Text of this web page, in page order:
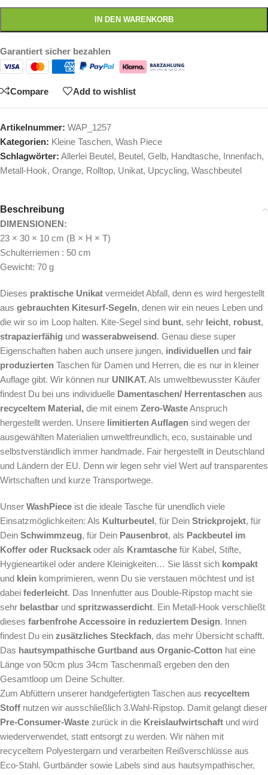
IN DEN WARENKORB
Garantiert sicher bezahlen
Compare Add to wishlist
Artikelnummer: WAP_1257
Kategorien: Kleine Taschen, Wash Piece
Schlagwörter: Allerlei Beutel, Beutel, Gelb, Handtasche, Innenfach,
Metall-Hook, Orange, Rolltop, Unikat, Upcycling, Waschbeutel
Beschreibung
DIMENSIONEN:
23 × 30 × 10 cm (B × H × T)
Schulterriemen : 50 cm
Gewicht: 70 g
Dieses praktische Unikat vermeidet Abfall, denn es wird hergestellt
aus gebrauchten Kitesurf-Segeln, denen wir ein neues Leben und
die wir so im Loop halten. Kite-Segel sind bunt, sehr leicht, robust,
strapazierfähig und wasserabweisend. Genau diese super
Eigenschaften haben auch unsere jungen, individuellen und fair
produzierten Taschen für Damen und Herren, die es nur in kleiner
Auflage gibt. Wir können nur UNIKAT. Als umweltbewusster Käufer
findest Du bei uns individuelle Damentaschen/ Herrentaschen aus
recyceltem Material, die mit einem Zero-WasteAnspruch
hergestellt werden. Unsere limitierten Auflagen sind wegen der
ausgewählten Materialien umweltfreundlich, eco, sustainable und
selbstverständlich immer handmade. Fair hergestellt in Deutschland
und Ländern der EU. Denn wir legen sehr viel Wert auf transparentes
Wirtschaften und kurze Transportwege.
Unser WashPiece ist die ideale Tasche für unendlich viele
Einsatzmöglichkeiten: Als Kulturbeutel, für Dein Strickprojekt, für
Dein Schwimmzeug, für Dein Pausenbrot, als Packbeutel im
Koffer oder Rucksack oder als Kramtasche für Kabel, Stifte,
Hygieneartikel oder andere Kleinigkeiten… Sie lässt sich kompakt
und klein komprimieren, wenn Du sie verstauen möchtest und ist
dabei federleicht. Das Innenfutter aus Double-Ripstop macht sie
sehr belastbar und spritzwasserdicht. Ein Metall-Hook verschließt
dieses farbenfrohe Accessoire in reduziertem Design. Innen
findest Du ein zusätzliches Steckfach, das mehr Übersicht schafft.
Das hautsympathische Gurtband aus Organic-Cotton hat eine
Länge von 50cm plus 34cm Taschenmaß ergeben den den
Gesamtloop um Deine Schulter.
Zum Abfüttern unserer handgefertigten Taschen aus recyceltem
Stoff nutzen wir ausschließlich 3.Wahl-Ripstop. Damit gelangt dieser
Pre-Consumer-Waste zurück in die Kreislaufwirtschaft und wird
wiederverwendet, statt entsorgt zu werden. Wir nähen mit
recyceltem Polyestergarn und verarbeiten Reißverschlüsse aus
Eco-Stahl. Gurtbänder sowie Labels sind aus hautsympathischer,